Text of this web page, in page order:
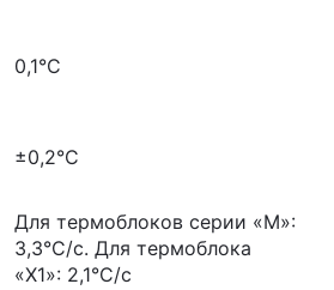
0,1°С
±0,2°С
Для термоблоков серии «М»:
3,3°С/с. Для термоблока
«X1»: 2,1°С/с